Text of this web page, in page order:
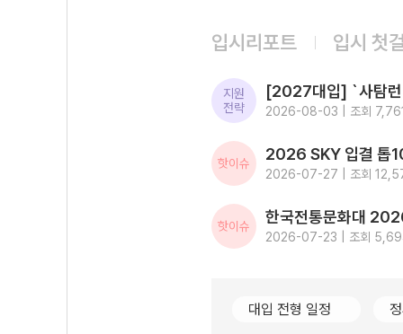
입시리포트 입시 첫
지원
전략
2026-08-03 | 조회
핫이슈
2026-07-27 | 조회
핫이슈
2026-07-23 | 조회
대입 전형 일정